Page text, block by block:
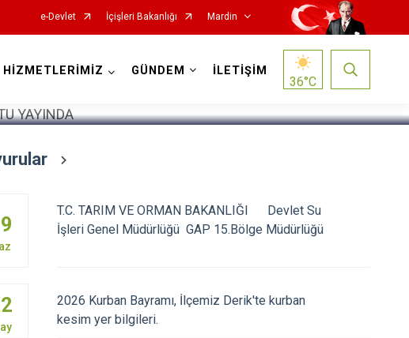
e-Devlet İçişleri Bakanlığı Mardin
Ömerli
HİZMETLERİMİZ GÜNDEM İLETİŞİM
36°C
T.C. TARIM VE ORMAN BAKANLIĞI Devlet Su
İşleri Genel Müdürlüğü GAP 15.Bölge Müdürlüğü
2026 Kurban Bayramı, İlçemiz Derik'te kurban
kesim yer bilgileri.